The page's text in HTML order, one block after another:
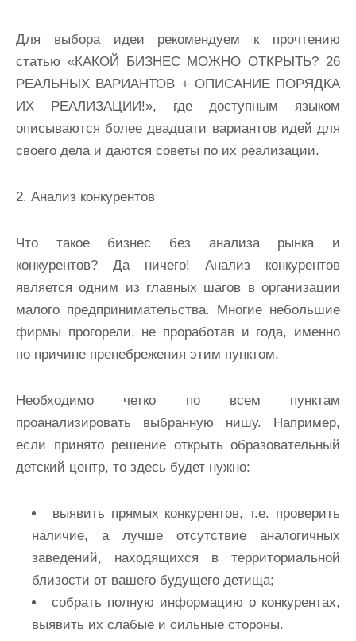
Для выбора идеи рекомендуем к прочтению
статью «КАКОЙ БИЗНЕС МОЖНО ОТКРЫТЬ? 26
РЕАЛЬНЫХ ВАРИАНТОВ + ОПИСАНИЕ ПОРЯДКА
ИХ РЕАЛИЗАЦИИ!», где доступным языком
описываются более двадцати вариантов идей для
своего дела и даются советы по их реализации.
2. Анализ конкурентов
Что такое бизнес без анализа рынка и
конкурентов? Да ничего! Анализ конкурентов
является одним из главных шагов в организации
малого предпринимательства. Многие небольшие
фирмы прогорели, не проработав и года, именно
по причине пренебрежения этим пунктом.
Необходимо четко по всем пунктам
проанализировать выбранную нишу. Например,
если принято решение открыть образовательный
детский центр, то здесь будет нужно:
выявить прямых конкурентов, т.е. проверить
наличие, а лучше отсутствие аналогичных
заведений, находящихся в территориальной
близости от вашего будущего детища;
собрать полную информацию о конкурентах,
выявить их слабые и сильные стороны.